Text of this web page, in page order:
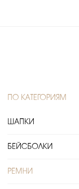
ПО КАТЕГОРИЯМ
ШАПКИ
БЕЙСБОЛКИ
РЕМНИ